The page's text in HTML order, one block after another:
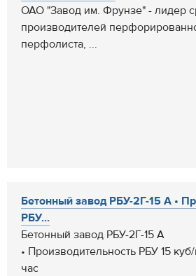
ОАО "Завод им. Фрунзе" - лидер
производителей
перфолиста, ...
Бетонный завод РБУ-2Г-15 А •
РБУ...
Бетонный завод РБУ-2Г-15 А
• Производительность РБУ 15
час